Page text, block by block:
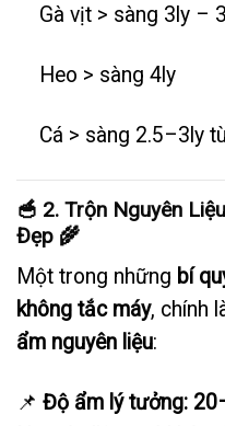
Gà vịt > sàng 3ly –
Heo > sàng 4ly
Cá > sàng 2.5–3ly
🥣 2. Trộn Nguyên
Đẹp 🌾
Một trong những bí
không tắc máy, chính
ẩm nguyên liệu:
📌 Độ ẩm lý tưởng: